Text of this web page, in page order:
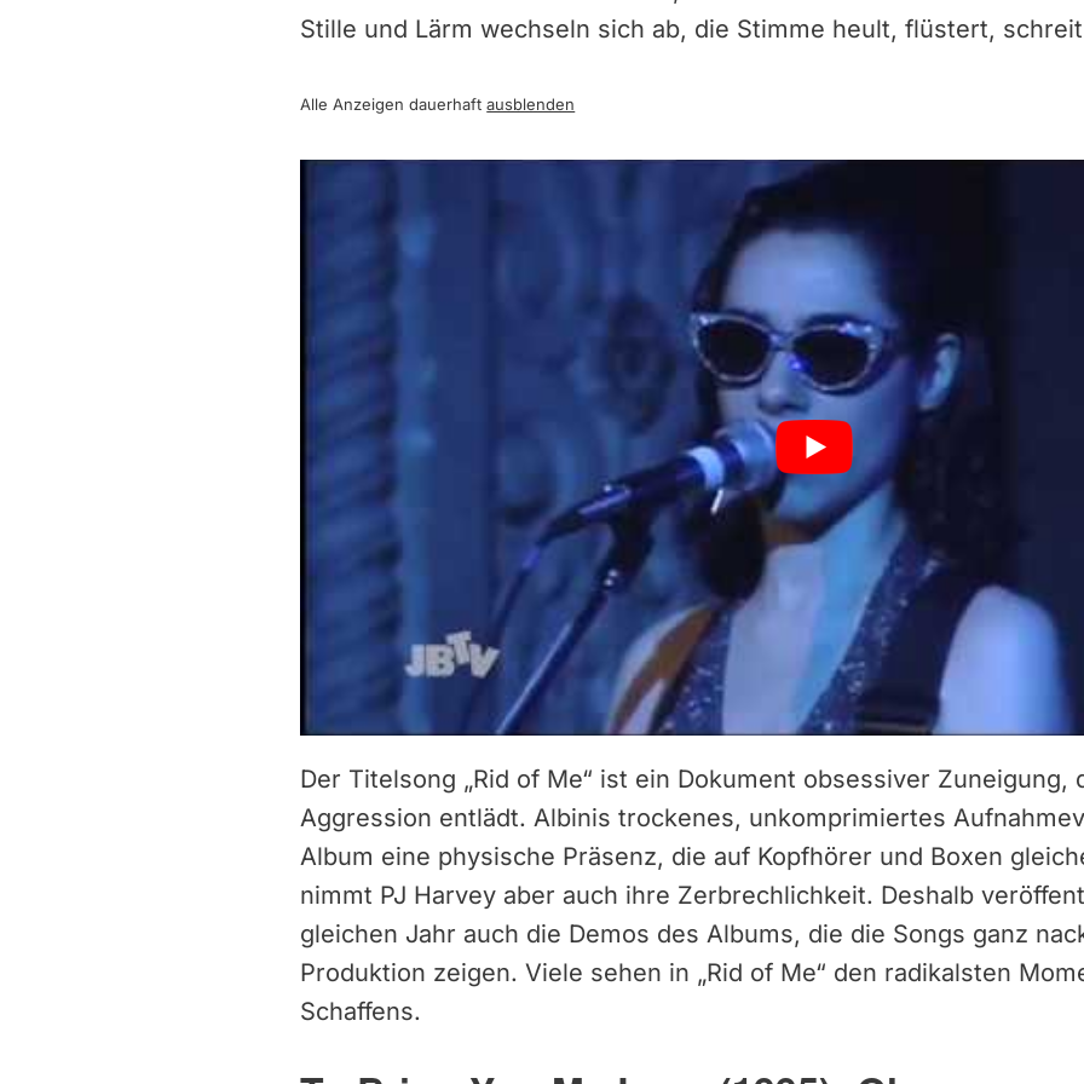
Stille und Lärm wechseln sich ab, die Stimme heult, flüstert,
Alle Anzeigen dauerhaftausblenden
Der Titelsong „Rid of Me“ ist ein Dokument obsessiver Zuneigung,
Aggression entlädt. Albinis trockenes, unkomprimiertes
Album eine physische Präsenz, die auf Kopfhörer und Boxen
nimmt PJ Harvey aber auch ihre Zerbrechlichkeit. Deshalb
gleichen Jahr auch die Demos des Albums, die die Songs ganz
Produktion zeigen. Viele sehen in „Rid of Me“ den radikalsten
Schaffens.